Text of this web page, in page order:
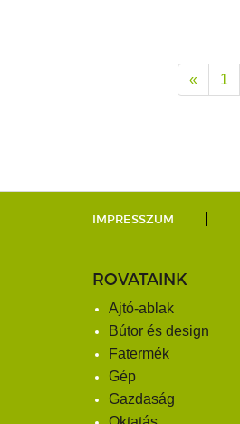
« 1
IMPRESSZUM
ROVATAINK
Ajtó-ablak
Bútor és design
Fatermék
Gép
Gazdaság